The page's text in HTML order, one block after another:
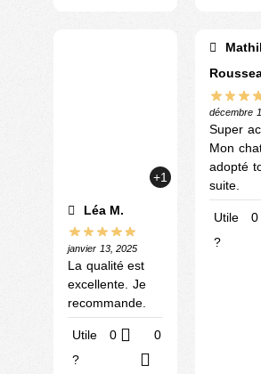
+1
Léa M.
janvier 13, 2025
La qualité est
excellente. Je
recommande.
Utile
?
0 0
décembre
Super
Mon
adopté
suite.
Utile
?
0